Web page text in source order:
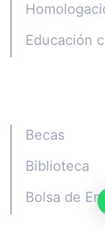
Educación
Becas
Biblioteca
Bolsa de